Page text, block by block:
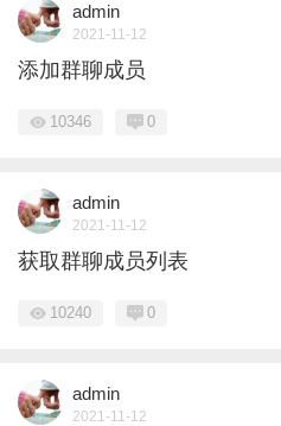
admin
2021-11-12
添加群聊成员
10346 0
admin
2021-11-12
获取群聊成员列表
10240 0
admin
2021-11-12